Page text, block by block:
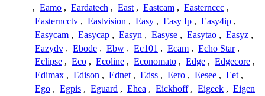
, Eamo , Eardatech , East , Eastcam , Easternccc ,
Easterncctv , Eastvision , Easy , Easy Ip , Easy4ip ,
Easycam , Easycap , Easyn , Easyse , Easytao , Easyz ,
Eazydv , Ebode , Ebw , Ec101 , Ecam , Echo Star ,
Eclipse , Eco , Ecoline , Economato , Edge , Edgecore ,
Edimax , Edison , Ednet , Edss , Eero , Eesee , Eet ,
Ego , Egpis , Eguard , Ehea , Eickhoff , Eigeek , Eigen